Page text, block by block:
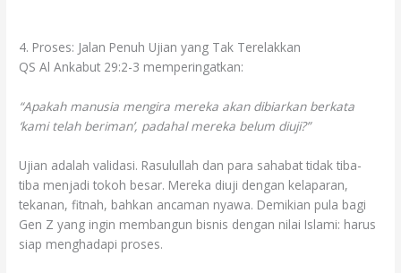
4. Proses: Jalan Penuh Ujian yang Tak Terelakkan
QS Al Ankabut 29:2-3 memperingatkan:
“Apakah manusia mengira mereka akan dibiarkan berkata
‘kami telah beriman’, padahal mereka belum diuji?”
Ujian adalah validasi. Rasulullah dan para sahabat tidak tiba-
tiba menjadi tokoh besar. Mereka diuji dengan kelaparan,
tekanan, fitnah, bahkan ancaman nyawa. Demikian pula bagi
Gen Z yang ingin membangun bisnis dengan nilai Islami: harus
siap menghadapi proses.